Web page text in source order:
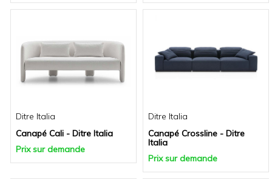
Ditre Italia
Canapé Cali - Ditre Italia
Prix sur demande
Ditre Italia
Canapé Crossline - Ditre
Italia
Prix sur demande